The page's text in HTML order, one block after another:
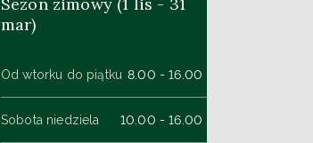
mar)
Od wtorku do piątku 8.00 - 16.00
Sobota niedziela 10.00 - 16.00